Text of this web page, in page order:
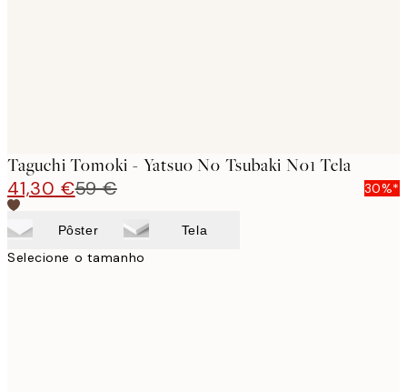
Taguchi Tomoki - Yatsuo No Tsubaki No1 Tela
41,30 €59 € 30%*
Pôster Tela
Selecione o tamanho